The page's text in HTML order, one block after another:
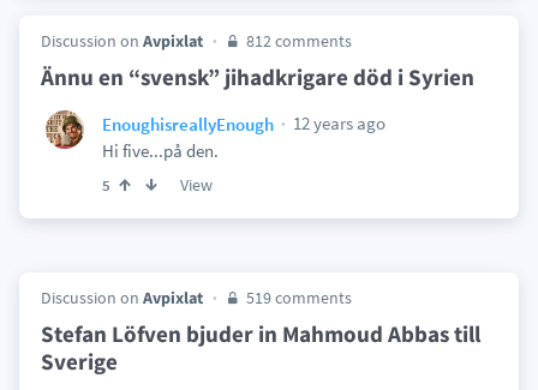
Discussion on Avpixlat 812 comments
Ännu en “svensk” jihadkrigare död i Syrien
EnoughisreallyEnough
12 years ago
Hi five...på den.
5 View
Discussion on Avpixlat 519 comments
Stefan Löfven bjuder in Mahmoud Abbas till
Sverige